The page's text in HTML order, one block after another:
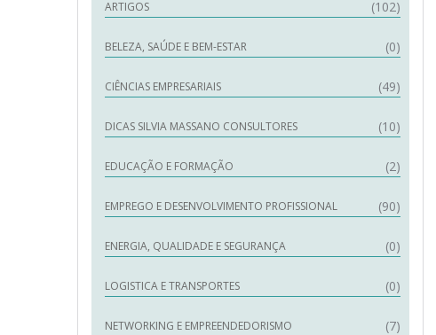
ARTIGOS (102)
BELEZA, SAÚDE E BEM-ESTAR (0)
CIÊNCIAS EMPRESARIAIS (49)
DICAS SILVIA MASSANO CONSULTORES (10)
EDUCAÇÃO E FORMAÇÃO (2)
EMPREGO E DESENVOLVIMENTO PROFISSIONAL (90)
ENERGIA, QUALIDADE E SEGURANÇA (0)
LOGISTICA E TRANSPORTES (0)
NETWORKING E EMPREENDEDORISMO (7)